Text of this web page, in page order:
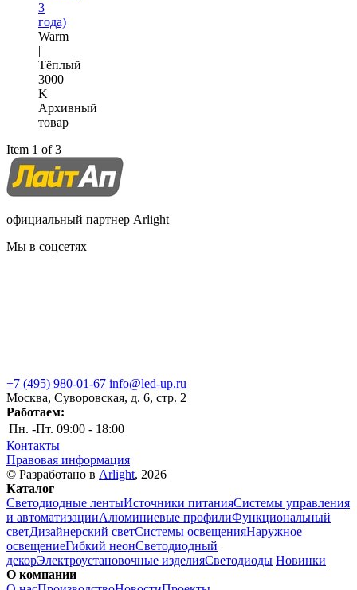
3
года)
Warm
|
Тёплый
3000
K
Архивный
товар
Item 1 of 3
официальный партнер Arlight
Мы в соцсетях
+7 (495) 980-01-67 info@led-up.ru
Москва, Суворовская, д. 6, стр. 2
Работаем:
Пн. -Пт. 09:00 - 18:00
Контакты
Правовая информация
© Разработано в Arlight, 2026
Каталог
Светодиодные лентыИсточники питанияСистемы управления
и автоматизацииАлюминиевые профилиФункциональный
светДизайнерский светСистемы освещенияНаружное
освещениеГибкий неонСветодиодный
декорЭлектроустановочные изделияСветодиоды Новинки
О компании